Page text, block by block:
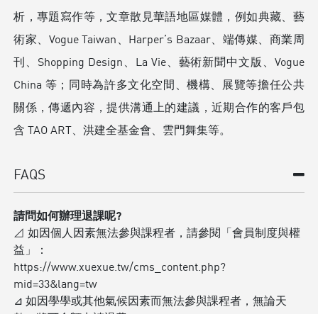
析，專題寫作等，文章散見華語地區媒體，例如典藏、藝
術家、Vogue Taiwan、Harper’s Bazaar、端傳媒、商業周
刊、Shopping Design、La Vie、藝術新聞中文版、Vogue
China 等；同時為許多文化空間、機構、展覽等擔任公共
關係，傳遞內容，提供溝通上的建議，近期合作的客戶包
含 TAO ART、洪建全基金會、雲門舞集等。
FAQS
請問如何辦理退課呢?
⊿ 如因個人因素無法參與課程者，請參閱「會員制度與權
益」：
https://www.xuexue.tw/cms_content.php?
mid=33&lang=tw
⊿ 如因學學或其他氣候因素而無法參與課程者，無論天